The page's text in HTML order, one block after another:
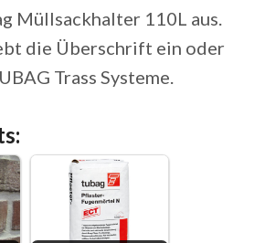
Müllsackhalter 110L aus.
die Überschrift ein oder
Trass Systeme.